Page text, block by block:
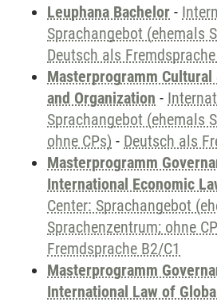
Leuphana Bachelor -
Sprachangebot (ehemals
Deutsch als
Masterprogramm
and Organization -
Sprachangebot (ehemals
ohne CPs) - Deutsch als
Masterprogramm
International Economic
Center: Sprachangebot
Sprachenzentrum; ohne
Fremdsprache B2/C1
Masterprogramm
International Law of